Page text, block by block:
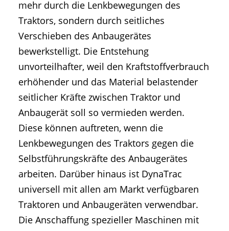
mehr durch die Lenkbewegungen des
Traktors, sondern durch seitliches
Verschieben des Anbaugerätes
bewerkstelligt. Die Entstehung
unvorteilhafter, weil den Kraftstoffverbrauch
erhöhender und das Material belastender
seitlicher Kräfte zwischen Traktor und
Anbaugerät soll so vermieden werden.
Diese können auftreten, wenn die
Lenkbewegungen des Traktors gegen die
Selbstführungskräfte des Anbaugerätes
arbeiten. Darüber hinaus ist DynaTrac
universell mit allen am Markt verfügbaren
Traktoren und Anbaugeräten verwendbar.
Die Anschaffung spezieller Maschinen mit